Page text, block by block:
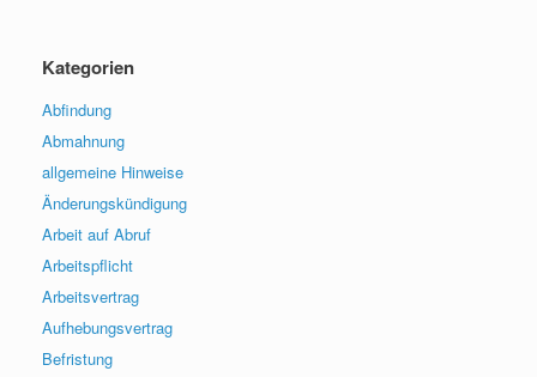
Kategorien
Abfindung
Abmahnung
allgemeine Hinweise
Änderungskündigung
Arbeit auf Abruf
Arbeitspflicht
Arbeitsvertrag
Aufhebungsvertrag
Befristung